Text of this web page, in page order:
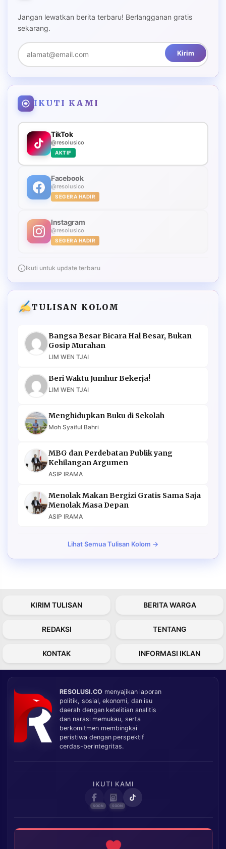
Jangan lewatkan berita terbaru! Berlangganan gratis
sekarang.
Kirim
IKUTI KAMI
TikTok
@resolusico
AKTIF
Facebook
@resolusico
SEGERA HADIR
Instagram
@resolusico
SEGERA HADIR
Ikuti untuk update terbaru
TULISAN KOLOM
Bangsa Besar Bicara Hal Besar, Bukan
Gosip Murahan
LIM WEN TJAI
Beri Waktu Jumhur Bekerja!
LIM WEN TJAI
Menghidupkan Buku di Sekolah
Moh Syaiful Bahri
MBG dan Perdebatan Publik yang
Kehilangan Argumen
ASIP IRAMA
Menolak Makan Bergizi Gratis Sama Saja
Menolak Masa Depan
ASIP IRAMA
Lihat Semua Tulisan Kolom →
KIRIM TULISAN BERITA WARGA
REDAKSI TENTANG
KONTAK INFORMASI IKLAN
RESOLUSI.CO menyajikan laporan
politik, sosial, ekonomi, dan isu
daerah dengan ketelitian analitis
dan narasi memukau, serta
berkomitmen membingkai
peristiwa dengan perspektif
cerdas-berintegritas.
IKUTI KAMI